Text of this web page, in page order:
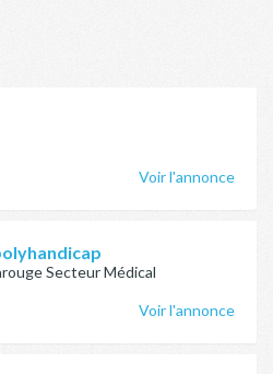
Voir l'annonce
Secteur Médical
Voir l'annonce